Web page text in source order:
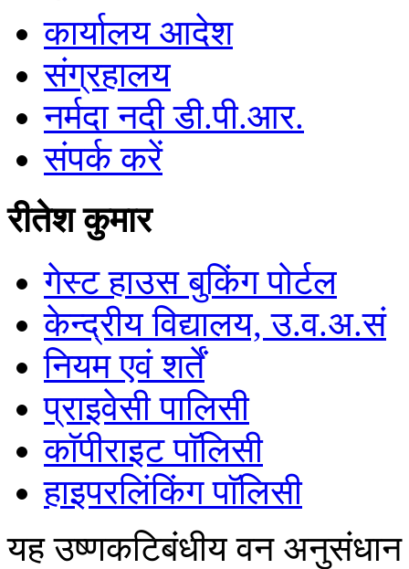
कार्यालय आदेश
संग्रहालय
नर्मदा नदी डी.पी.आर.
संपर्क करें
रीतेश कुमार
गेस्ट हाउस बुकिंग पोर्टल
केन्द्रीय विद्यालय, उ.व.अ.सं
नियम एवं शर्तें
प्राइवेसी पालिसी
काॅपीराइट पाॅलिसी
हाइपरलिंकिंग पाॅलिसी
यह उष्णकटिबंधीय वन